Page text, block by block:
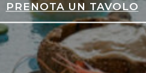
PRENOTA UN TAVOLO